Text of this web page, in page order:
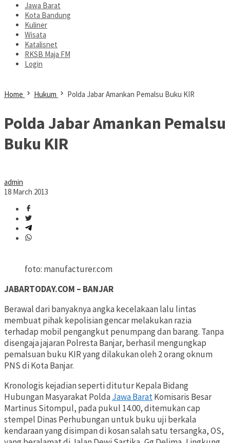
Jawa Barat
Kota Bandung
Kuliner
Wisata
Katalisnet
RKSB Maja FM
Login
Home Hukum Polda Jabar Amankan Pemalsu Buku KIR
Polda Jabar Amankan Pemalsu
Buku KIR
admin
18 March 2013
foto: manufacturer.com
JABARTODAY.COM – BANJAR
Berawal dari banyaknya angka kecelakaan lalu lintas
membuat pihak kepolisian gencar melakukan razia
terhadap mobil pengangkut penumpang dan barang. Tanpa
disengaja jajaran Polresta Banjar, berhasil mengungkap
pemalsuan buku KIR yang dilakukan oleh 2 orang oknum
PNS di Kota Banjar.
Kronologis kejadian seperti ditutur Kepala Bidang
Hubungan Masyarakat PoldaJawa BaratKomisaris Besar
Martinus Sitompul, pada pukul 14.00, ditemukan cap
stempel Dinas Perhubungan untuk buku uji berkala
kendaraan yang disimpan di kosan salah satu tersangka, OS,